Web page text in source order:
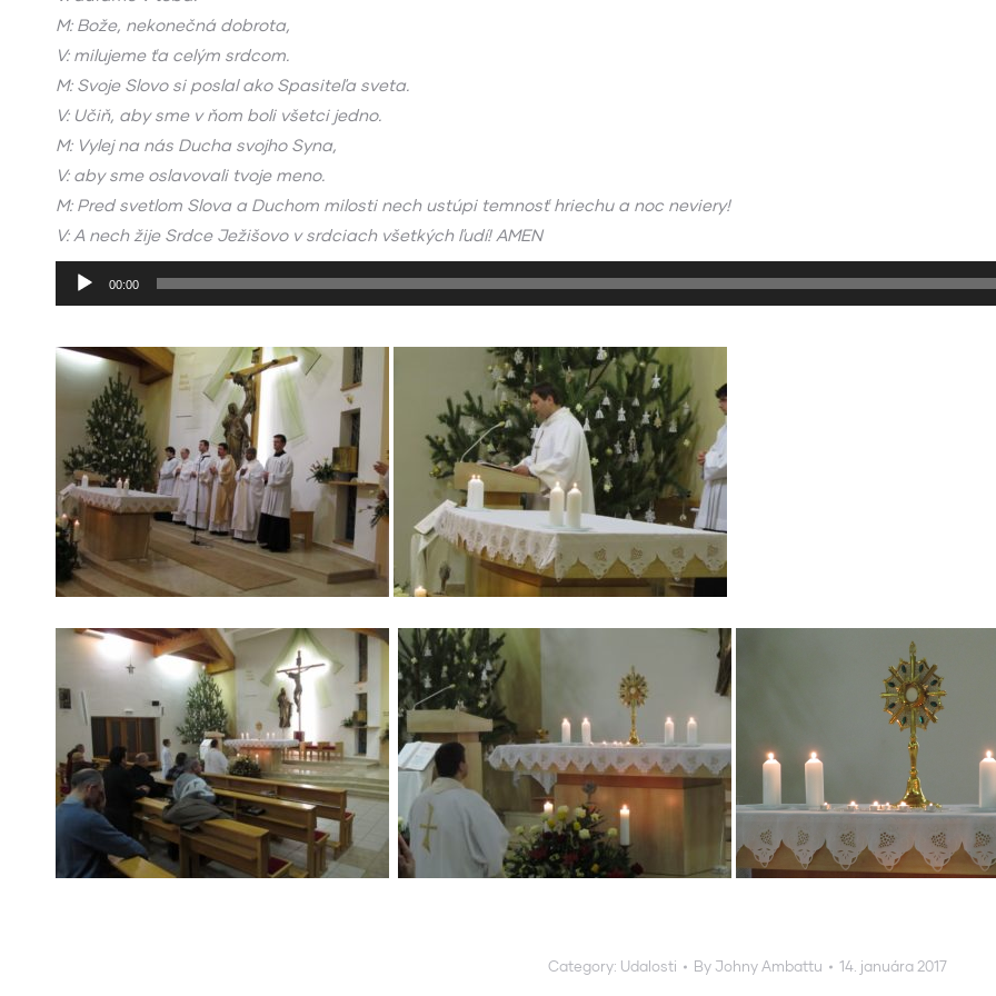
M: Bože, nekonečná dobrota,
V: milujeme ťa celým srdcom.
M: Svoje Slovo si poslal ako Spasiteľa sveta.
V: Učiň, aby sme v ňom boli všetci jedno.
M: Vylej na nás Ducha svojho Syna,
V: aby sme oslavovali tvoje meno.
M: Pred svetlom Slova a Duchom milosti nech ustúpi temnosť hriechu a noc neviery!
V: A nech žije Srdce Ježišovo v srdciach všetkých ľudí! AMEN
Audio
prehrávač
00:00
Category: Udalosti By Johny Ambattu 14. januára 2017